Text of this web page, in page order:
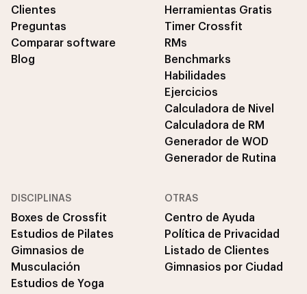
Clientes
Preguntas
Comparar software
Blog
Herramientas Gratis
Timer Crossfit
RMs
Benchmarks
Habilidades
Ejercicios
Calculadora de Nivel
Calculadora de RM
Generador de WOD
Generador de Rutina
DISCIPLINAS
Boxes de Crossfit
Estudios de Pilates
Gimnasios de
Musculación
Estudios de Yoga
OTRAS
Centro de Ayuda
Política de Privacidad
Listado de Clientes
Gimnasios por Ciudad